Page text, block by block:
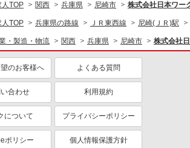
資格取得支援制度あり
探す
軽作業・製造・物流
探す
ミドル（40代～）活躍中
短期（3ヶ月以内）
交通費支給
TOP 関西 兵庫県 尼崎市 株式会社日本ワー
TOP 兵庫県の路線 ＪＲ東西線 尼崎(ＪＲ)駅
・製造・物流 関西 兵庫県 尼崎市 株式会社
のお客様へ よくある質問
合わせ 利用規約
について プライバシーポリシー
ポリシー 個人情報保護方針